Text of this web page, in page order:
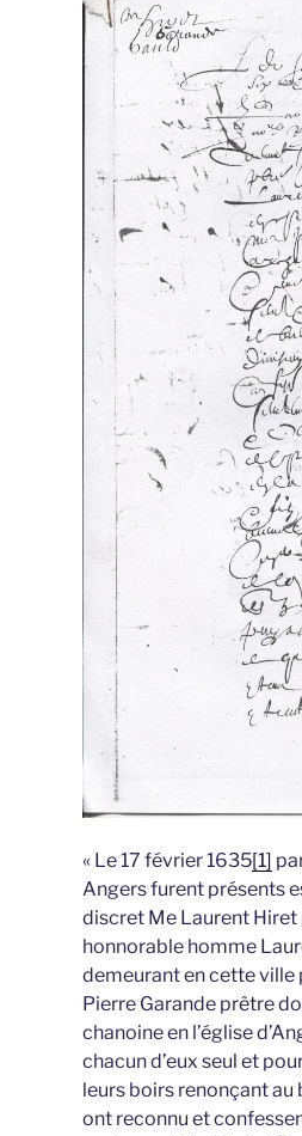
« Le 17 février 1635[1]
Angers furent présents
discret Me Laurent Hiret
honnorable homme
demeurant en cette ville
Pierre Garande prêtre
chanoine en l’église
chacun d’eux seul et
leurs boirs renonçant
ont reconnu et